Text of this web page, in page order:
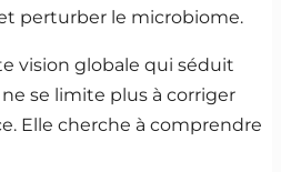
perturber le microbiome.
vision globale qui séduit
se limite plus à corriger
Elle cherche à comprendre